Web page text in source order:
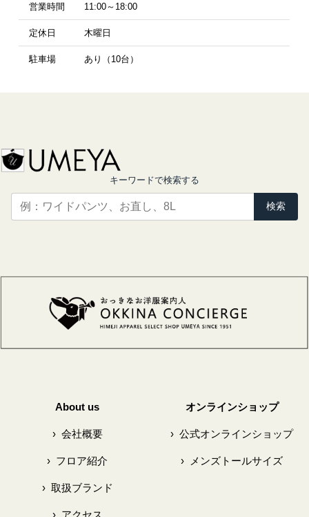
営業時間 11:00～18:00
定休日 木曜日
駐車場 あり（10台）
キーワードで検索する
検索
About us
›会社概要
› フロア紹介
›取扱ブランド
›アクセス
オンラインショップ
› 公式オンラインショップ
› メンズトールサイズ